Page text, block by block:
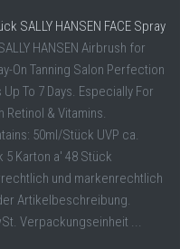
SALLY HANSEN FACE Spray
HANSEN Airbrush for
On Tanning Salon Perfection
Up To 7 Days. Especially For
Retinol & Vitamins.
50ml/Stück UVP ca.
5 Karton a' 48 Stück
und markenrechtlich
Artikelbeschreibung.
Verpackungseinheit ...